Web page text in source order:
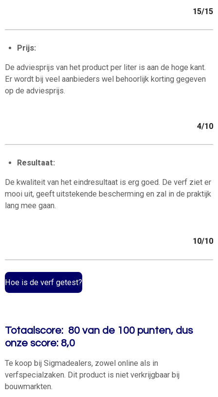
15/15
Prijs:
De adviesprijs van het product per liter is aan de hoge kant.
Er wordt bij veel aanbieders wel behoorlijk korting gegeven
op de adviesprijs.
4/10
Resultaat:
De kwaliteit van het eindresultaat is erg goed. De verf ziet er
mooi uit, geeft uitstekende bescherming en zal in de praktijk
lang mee gaan.
10/10
Hoe is de verf getest?
Totaalscore: 80 van de 100 punten, dus
onze score: 8,0
Te koop bij Sigmadealers, zowel online als in
verfspecialzaken. Dit product is niet verkrijgbaar bij
bouwmarkten.